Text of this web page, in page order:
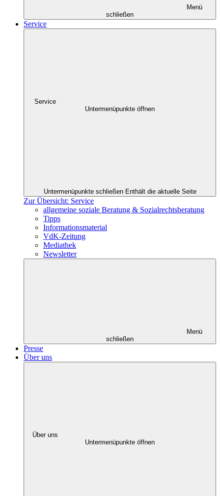
Menü
schließen
Service
Service
Untermenüpunkte öffnen
Untermenüpunkte schließen Enthält die aktuelle Seite
Zur Übersicht: Service
allgemeine soziale Beratung & Sozialrechtsberatung
Tipps
Informationsmaterial
VdK-Zeitung
Mediathek
Newsletter
Menü
schließen
Presse
Über uns
Über uns
Untermenüpunkte öffnen